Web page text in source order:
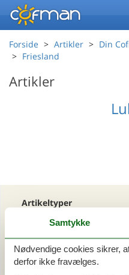
Forside Artikler Din
Friesland
Artikler
Artikeltyper
Din Cofman ferie
Område
Samtykke
Nødvendige cookies sikrer,
derfor ikke fravælges.